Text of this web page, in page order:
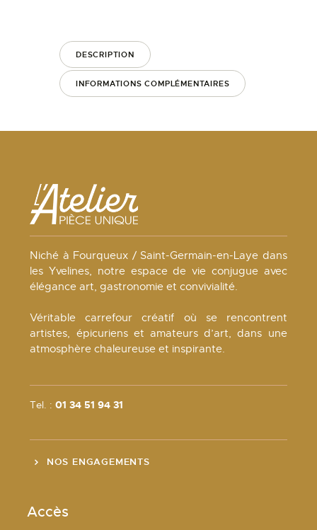
DESCRIPTION
INFORMATIONS COMPLÉMENTAIRES
Niché à Fourqueux / Saint-Germain-en-Laye dans
les Yvelines, notre espace de vie conjugue avec
élégance art, gastronomie et convivialité.
Véritable carrefour créatif où se rencontrent
artistes, épicuriens et amateurs d’art, dans une
atmosphère chaleureuse et inspirante.
Tel. :01 34 51 94 31
NOS ENGAGEMENTS
Accès